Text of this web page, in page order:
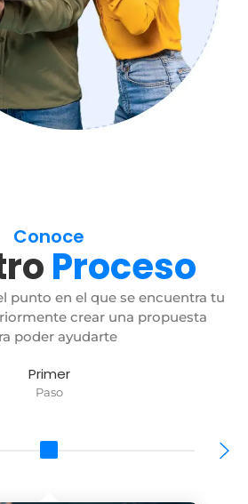
Conoce
Proceso
punto en el que se encuentra tu
crear una propuesta
poder ayudarte
Primer
Paso